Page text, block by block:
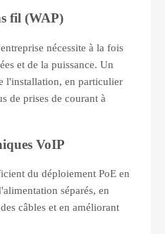
fil (WAP)
nécessite à la fois
et de la puissance. Un
l'installation, en particulier
de prises de courant à
VoIP
du déploiement PoE en
séparés, en
câbles et en améliorant